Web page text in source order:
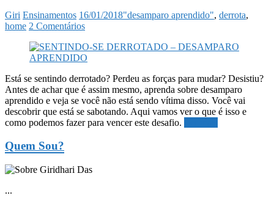
Giri Ensinamentos 16/01/2018"desamparo aprendido", derrota,
home 2 Comentários
Está se sentindo derrotado? Perdeu as forças para mudar? Desistiu?
Antes de achar que é assim mesmo, aprenda sobre desamparo
aprendido e veja se você não está sendo vítima disso. Você vai
descobrir que está se sabotando. Aqui vamos ver o que é isso e
como podemos fazer para vencer este desafio.
Quem Sou?
...